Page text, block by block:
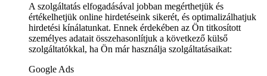
A szolgáltatás elfogadásával jobban megérthetjük és
értékelhetjük online hirdetéseink sikerét, és optimalizálhatjuk
hirdetési kínálatunkat. Ennek érdekében az Ön titkosított
személyes adatait összehasonlítjuk a következő külső
szolgáltatókkal, ha Ön már használja szolgáltatásaikat:
Google Ads